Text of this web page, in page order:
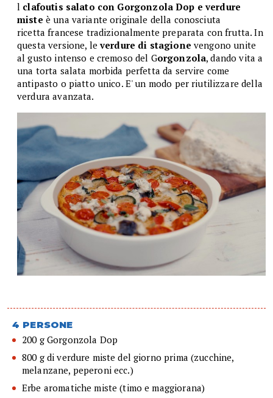
l clafoutis salato con Gorgonzola Dop e verdure
miste è una variante originale della conosciuta
ricetta francese tradizionalmente preparata con frutta. In
questa versione, leverdure di stagione vengono unite
al gusto intenso e cremoso del Gorgonzola, dando vita a
una torta salata morbida perfetta da servire come
antipasto o piatto unico. E' un modo per riutilizzare della
verdura avanzata.
4 PERSONE
200 g Gorgonzola Dop
800 g di verdure miste del giorno prima (zucchine,
melanzane, peperoni ecc.)
Erbe aromatiche miste (timo e maggiorana)